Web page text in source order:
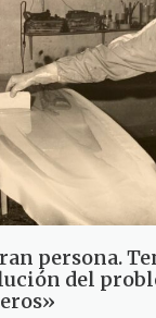
persona.
del